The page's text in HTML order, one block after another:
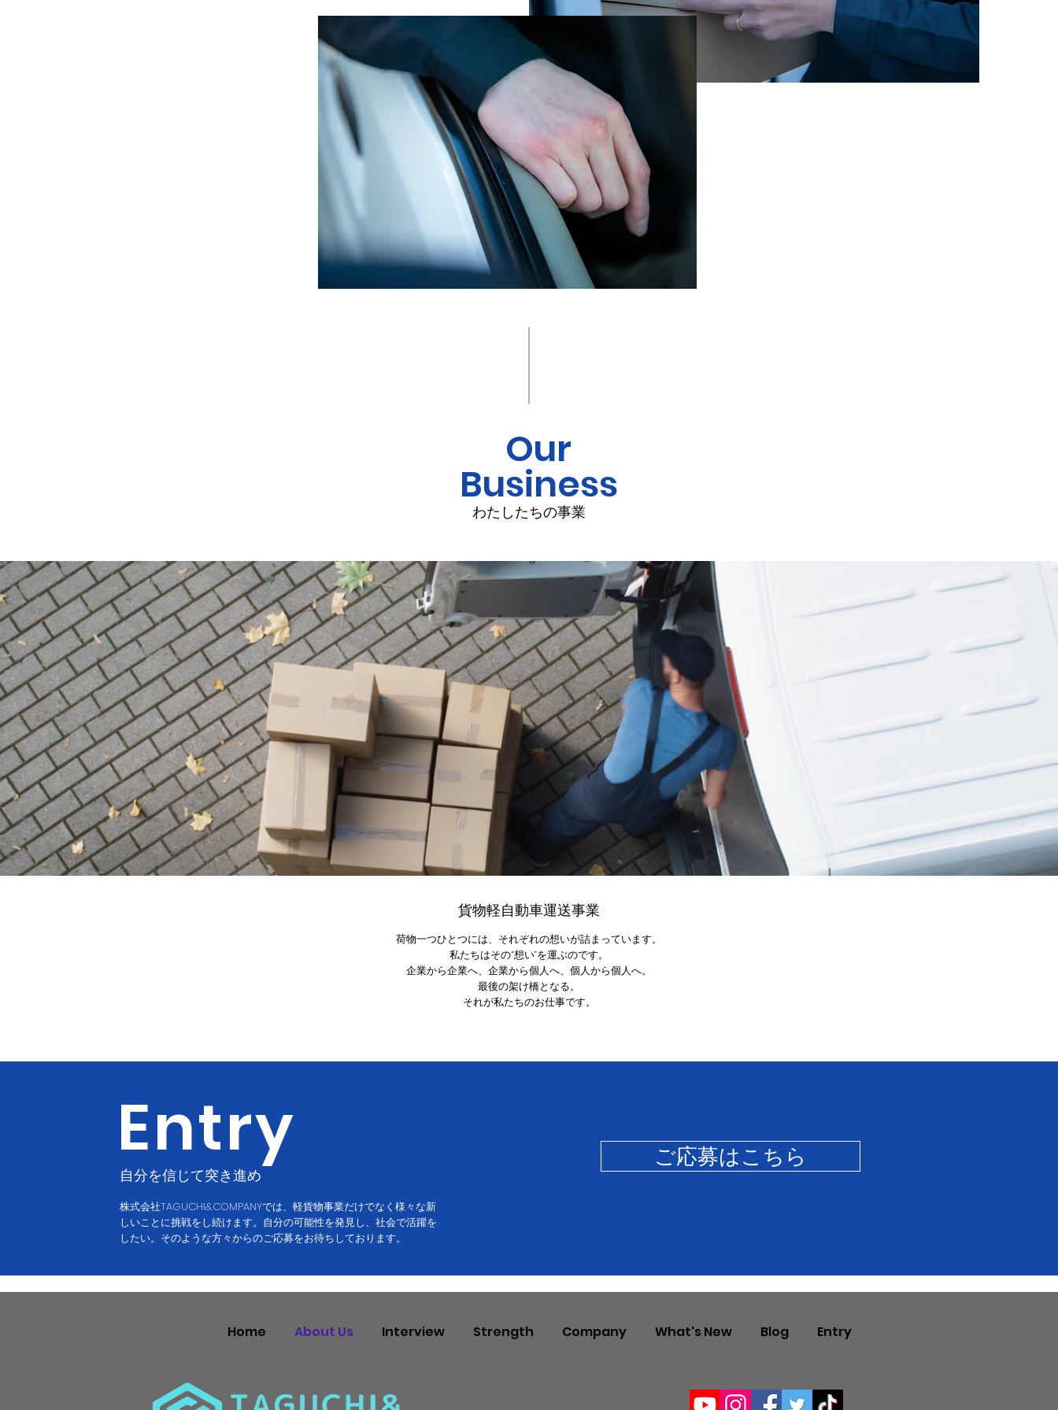
Our
Business
わたしたちの事業
貨物軽自動車運送事業
荷物一つひとつには、それぞれの想いが詰まっています。
私たちはその“想い”を運ぶのです。
企業から企業へ、企業から個人へ、個人から個人へ。
​最後の架け橋となる。
それが私たちのお仕事です。
Entry
自分を信じて突き進め
株式会社TAGUCHI&COMPANYでは、軽貨物事業だけでなく様々な新
しいことに挑戦をし続けます。自分の可能性を発見し、社会で活躍を
したい。そのような方々からのご応募をお待ちしております。
ご応募はこちら
Home About Us Interview Strength Company What's New Blog Entry